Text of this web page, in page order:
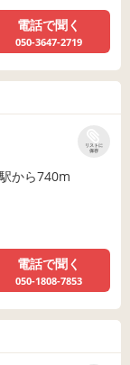
電話で聞く
050-3647-2719
リストに
保存
から740m
電話で聞く
050-1808-7853